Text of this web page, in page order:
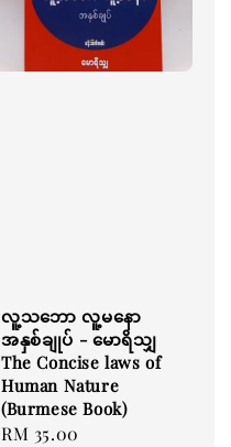
လူ့သဘော လူ့မနော
အနှစ်ချုပ် - မောရိသျှ
The Concise laws of
Human Nature
(Burmese Book)
Regular
RM 35.00